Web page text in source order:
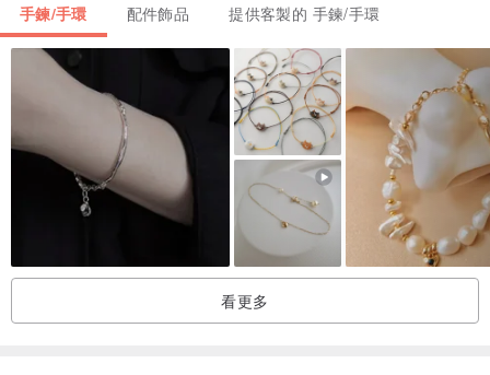
玻璃雖不易破但也請勿重壓
/此商品有生日快樂貼心小設計/
/可以克製化EX圖5的包裝盒/
/跟coucou備註或留言要送給朋友的生日禮物/
/coucou就會幫您克製happy birthday字樣唷!!/
/還可以加購小卡送給特別的朋友/
產地/製造方式
手鍊/手環 配件飾品 提供客製的 手鍊/手環
看更多